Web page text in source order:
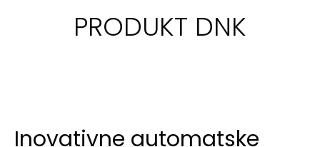
PRODUKT DNK
Inovativne automatske